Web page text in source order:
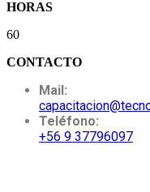
HORAS
60
CONTACTO
Mail:
Teléfono:
+56 9 37796097